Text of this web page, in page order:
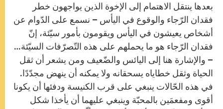
بعدها ينتقل الاهتمام إلى الإخوة الذين يواجهون خطر
فقدان الرّجاء والوقوع في اليأس – نسمع على الدّوام عن
أشخاص يعيشون في اليأس ويقومون بأمور سيّئة، إنّ
فقدان الرّجاء هو ما يحملهم على هذه التّصرّفات السيّئة…
– والإشارة هنا إلى اليائس والضّعيف ومن يشعر أن ثقل
الحياة وثقل خطاياه يسحقانه ولا يمكنه أن ينهض مجدّدًا.
في هذه الحّالات ينبغي على قرب الكنيسة ودفئها أن يكونا
أقوى ومفعمَين بالمحبّة وينبغي عليهما أن يأخذا شكل